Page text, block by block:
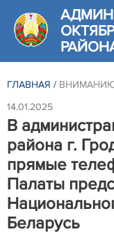
ГЛАВНАЯ /
14.01.2025
В
района г.
прямые
Палаты
Беларусь